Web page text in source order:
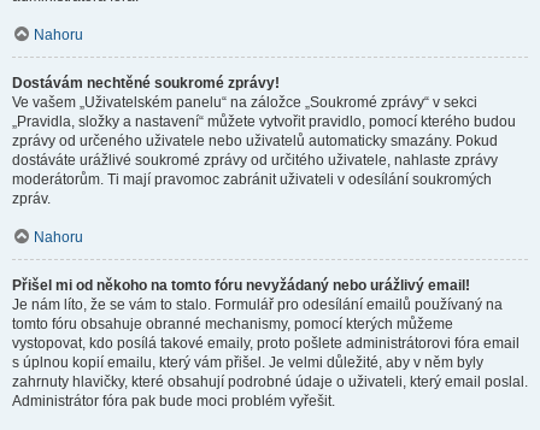
Nahoru
Dostávám nechtěné soukromé zprávy!
Ve vašem „Uživatelském panelu“ na záložce „Soukromé zprávy“ v sekci
„Pravidla, složky a nastavení“ můžete vytvořit pravidlo, pomocí kterého budou
zprávy od určeného uživatele nebo uživatelů automaticky smazány. Pokud
dostáváte urážlivé soukromé zprávy od určitého uživatele, nahlaste zprávy
moderátorům. Ti mají pravomoc zabránit uživateli v odesílání soukromých
zpráv.
Nahoru
Přišel mi od někoho na tomto fóru nevyžádaný nebo urážlivý email!
Je nám líto, že se vám to stalo. Formulář pro odesílání emailů používaný na
tomto fóru obsahuje obranné mechanismy, pomocí kterých můžeme
vystopovat, kdo posílá takové emaily, proto pošlete administrátorovi fóra email
s úplnou kopií emailu, který vám přišel. Je velmi důležité, aby v něm byly
zahrnuty hlavičky, které obsahují podrobné údaje o uživateli, který email poslal.
Administrátor fóra pak bude moci problém vyřešit.